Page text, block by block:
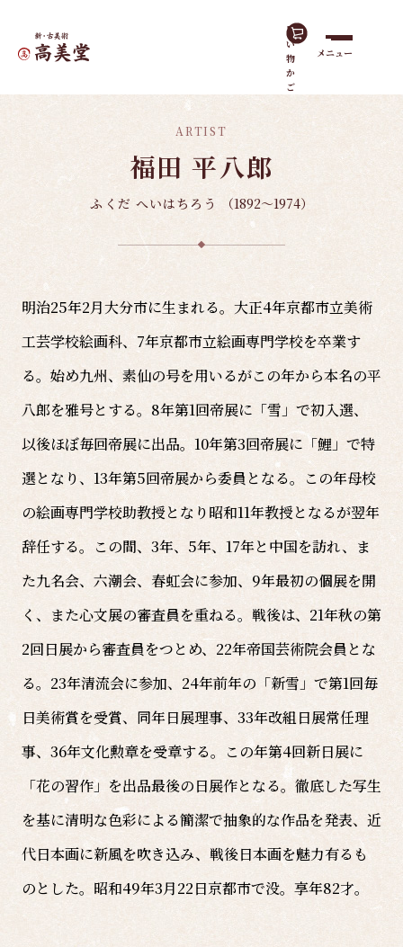
買
い
物
か
ご
メニュー
ホーム有名作家
ARTIST
福田 平八郎
ふくだ へいはちろう （1892～1974）
明治25年2月大分市に生まれる。大正4年京都市立美術
工芸学校絵画科、7年京都市立絵画専門学校を卒業す
る。始め九州、素仙の号を用いるがこの年から本名の平
八郎を雅号とする。8年第1回帝展に「雪」で初入選、
以後ほぼ毎回帝展に出品。10年第3回帝展に「鯉」で特
選となり、13年第5回帝展から委員となる。この年母校
の絵画専門学校助教授となり昭和11年教授となるが翌年
辞任する。この間、3年、5年、17年と中国を訪れ、ま
た九名会、六潮会、春虹会に参加、9年最初の個展を開
く、また心文展の審査員を重ねる。戦後は、21年秋の第
2回日展から審査員をつとめ、22年帝国芸術院会員とな
る。23年清流会に参加、24年前年の「新雪」で第1回毎
日美術賞を受賞、同年日展理事、33年改組日展常任理
事、36年文化勲章を受章する。この年第4回新日展に
「花の習作」を出品最後の日展作となる。徹底した写生
を基に清明な色彩による簡潔で抽象的な作品を発表、近
代日本画に新風を吹き込み、戦後日本画を魅力有るも
のとした。昭和49年3月22日京都市で没。享年82才。